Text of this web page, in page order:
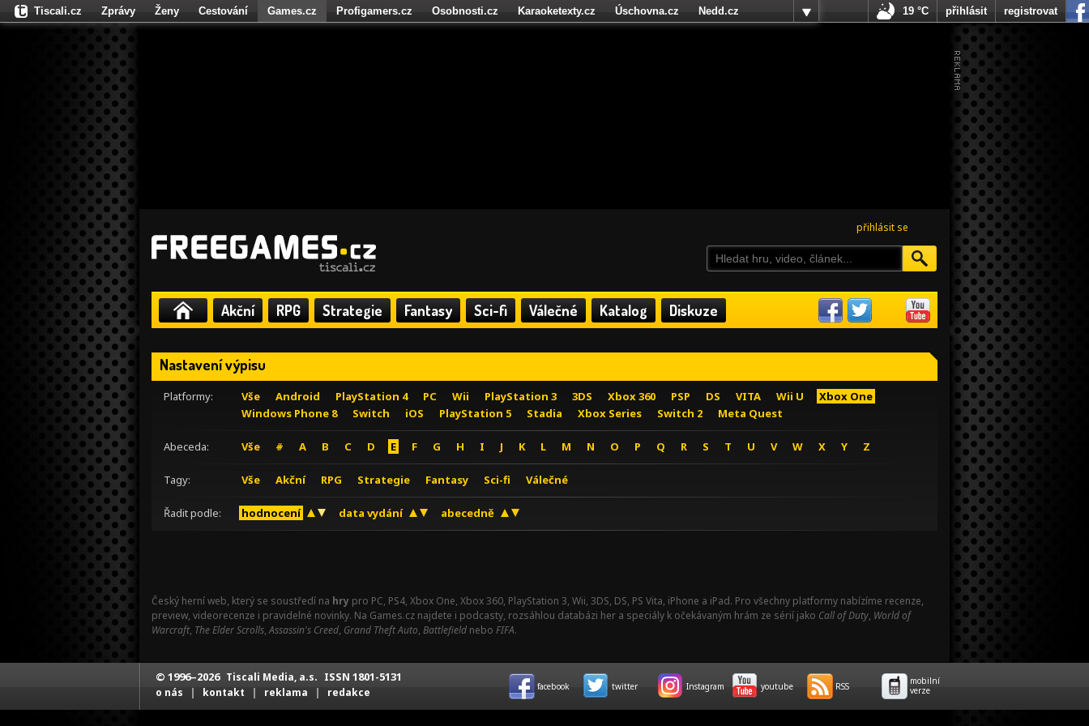
přihlásit se
Akční RPG Strategie Fantasy Sci-fi Válečné Katalog Diskuze
Nastavení výpisu
Platformy: Vše Android PlayStation 4 PC Wii PlayStation 3 3DS Xbox 360 PSP DS VITA Wii U
Xbox One
Windows Phone 8
Switch iOS PlayStation 5 Stadia Xbox Series Switch 2 Meta Quest
Abeceda: Vše # A B C D E F G H I J K L M N O P Q R S T U V W X Y Z
Tagy: Vše Akční RPG Strategie Fantasy Sci-fi Válečné
Řadit podle: hodnocení data vydání abecedně
Český herní web, který se soustředí na hry pro PC, PS4, Xbox One, Xbox 360, PlayStation 3, Wii, 3DS, DS, PS Vita, iPhone a iPad. Pro všechny platformy nabízíme recenze,
preview, videorecenze i pravidelné novinky. Na Games.cz najdete i podcasty, rozsáhlou databázi her a speciály k očekávaným hrám ze sérií jako Call of Duty, World of
Warcraft, The Elder Scrolls,Assassin's Creed, Grand Theft Auto, Battlefield nebo FIFA.
Tiscali.cz Zprávy Ženy Cestování Games.cz Profigamers.cz Osobnosti.cz Karaoketexty.cz Úschovna.cz
Nedd.cz
Fights.cz
19 °C přihlásit registrovat
© 1996–2026 Tiscali Media, a.s. ISSN 1801-5131
o nás | kontakt | reklama | redakce facebook twitter Instagram youtube RSS
mobilní
verze